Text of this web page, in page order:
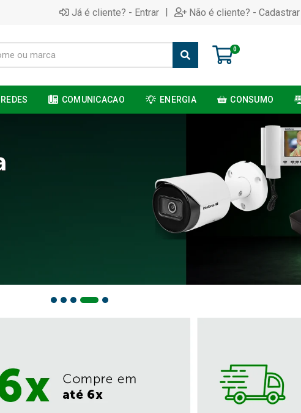
Já é cliente? - Entrar | Não é cliente? - Cadastrar
0
REDES COMUNICACAO ENERGIA CONSUMO